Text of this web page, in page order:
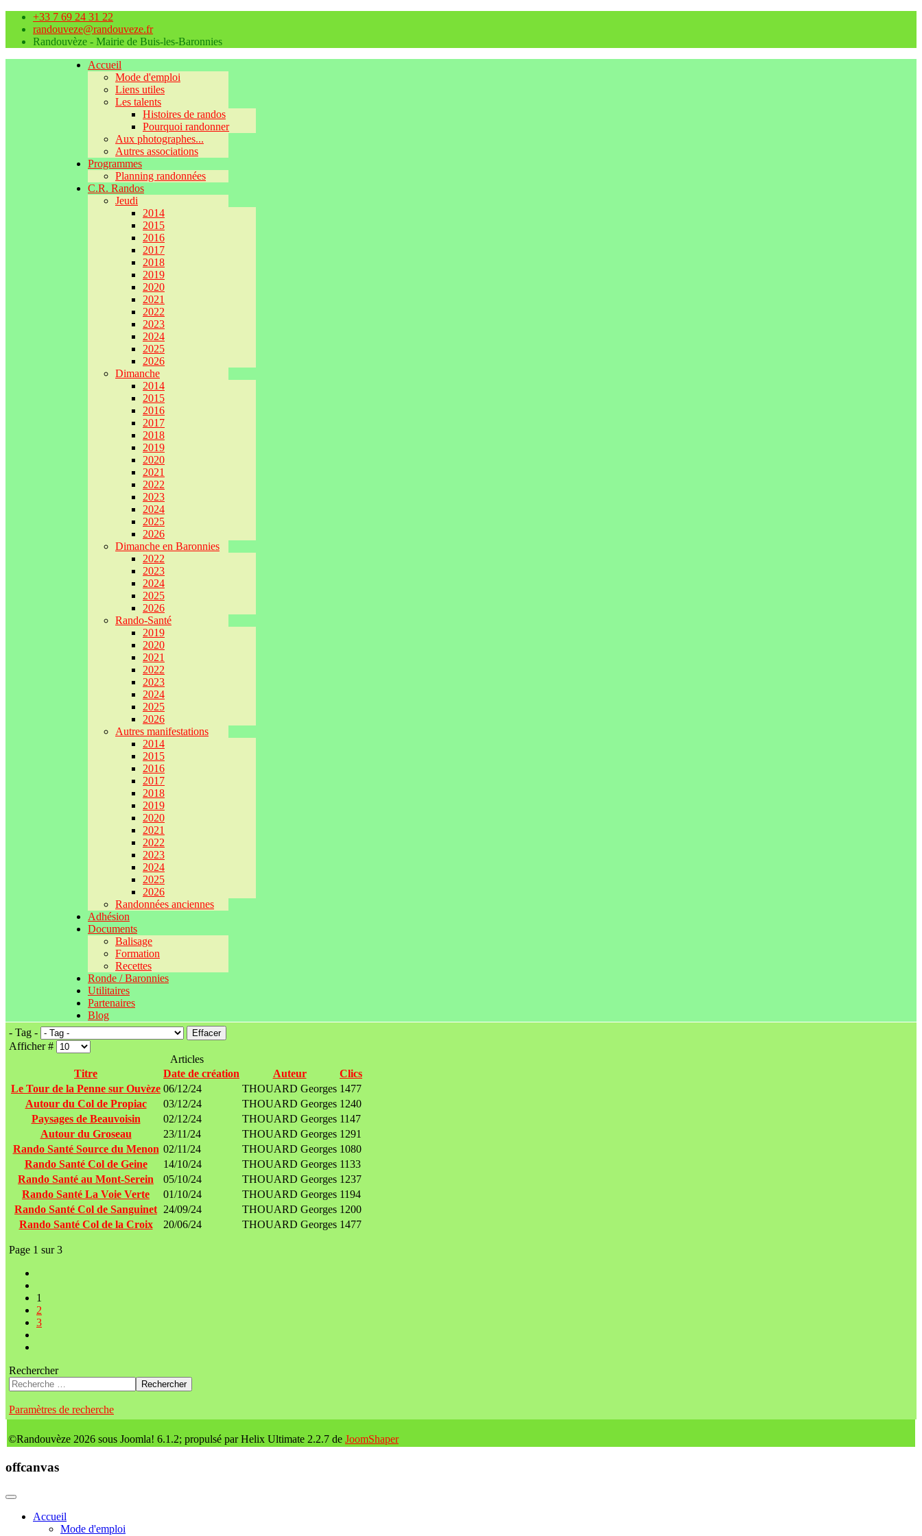
+33 7 69 24 31 22
randouveze@randouveze.fr
Randouvèze - Mairie de Buis-les-Baronnies
Accueil
Mode d'emploi
Liens utiles
Les talents
Histoires de randos
Pourquoi randonner
Aux photographes...
Autres associations
Programmes
Planning randonnées
C.R. Randos
Jeudi
2014
2015
2016
2017
2018
2019
2020
2021
2022
2023
2024
2025
2026
Dimanche
2014
2015
2016
2017
2018
2019
2020
2021
2022
2023
2024
2025
2026
Dimanche en Baronnies
2022
2023
2024
2025
2026
Rando-Santé
2019
2020
2021
2022
2023
2024
2025
2026
Autres manifestations
2014
2015
2016
2017
2018
2019
2020
2021
2022
2023
2024
2025
2026
Randonnées anciennes
Adhésion
Documents
Balisage
Formation
Recettes
Ronde / Baronnies
Utilitaires
Partenaires
Blog
- Tag -
Effacer
Afficher #
Articles
Titre
Date de création Auteur
Clics
Le Tour de la Penne sur Ouvèze 06/12/24 THOUARD Georges 1477
Autour du Col de Propiac
03/12/24 THOUARD Georges 1240
Paysages de Beauvoisin
02/12/24 THOUARD Georges 1147
Autour du Groseau
23/11/24 THOUARD Georges 1291
Rando Santé Source du Menon 02/11/24 THOUARD Georges 1080
Rando Santé Col de Geine
14/10/24 THOUARD Georges 1133
Rando Santé au Mont-Serein
05/10/24 THOUARD Georges 1237
Rando Santé La Voie Verte
01/10/24 THOUARD Georges 1194
Rando Santé Col de Sanguinet 24/09/24 THOUARD Georges 1200
Rando Santé Col de la Croix
20/06/24 THOUARD Georges 1477
Page 1 sur 3
1
2
3
Rechercher
Rechercher
Paramètres de recherche
©Randouvèze 2026 sous Joomla! 6.1.2; propulsé par Helix Ultimate 2.2.7 de JoomShaper
offcanvas
Accueil
Mode d'emploi